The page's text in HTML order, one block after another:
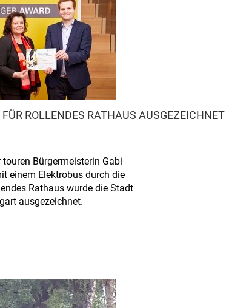
ROLLENDES RATHAUS AUSGEZEICHNET
Bürgermeisterin Gabi
einem Elektrobus durch die
Rathaus wurde die Stadt
ausgezeichnet.